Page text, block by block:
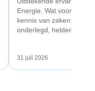
Energie. Wat vooral
kennis van zaken:
onderlegd, heldere
Ook de nazorg is
31 juli 2026